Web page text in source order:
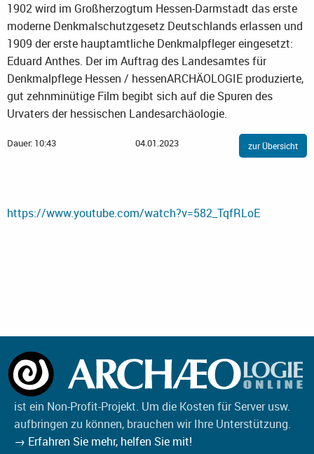
1902 wird im Großherzogtum Hessen-Darmstadt das erste
moderne Denkmalschutzgesetz Deutschlands erlassen und
1909 der erste hauptamtliche Denkmalpfleger eingesetzt:
Eduard Anthes. Der im Auftrag des Landesamtes für
Denkmalpflege Hessen / hessenARCHÄOLOGIE produzierte,
gut zehnminütige Film begibt sich auf die Spuren des
Urvaters der hessischen Landesarchäologie.
Dauer: 10:43 04.01.2023 zur Übersicht
https://www.youtube.com/watch?v=582_TqfRLoE
ist ein Non-Profit-Projekt. Um die Kosten für Server usw.
aufbringen zu können, brauchen wir Ihre Unterstützung.
→ Erfahren Sie mehr, helfen Sie mit!